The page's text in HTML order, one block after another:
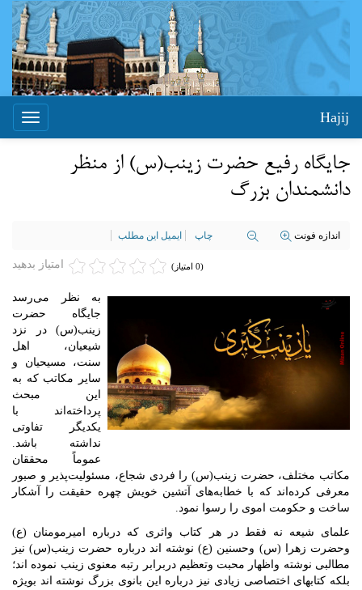
Toggle
Hajij
جایگاه رفیع حضرت زینب(س) از منظر
دانشمندان بزرگ
اندازه فونت چاپ ایمیل این مطلب
امتیاز بدهید (0 امتیاز)
به نظر می‌رسد
جایگاه حضرت
زینب(س) در نزد
شیعیان، اهل
سنت، مسیحیان و
سایر مکاتب که به
این مبحث
پرداخته‌اند با
یکدیگر تفاوتی
نداشته باشد.
عموماً محققان
مکاتب مختلف، حضرت زینب(س) را فردی شجاع، مسئولیت‌پذیر و صبور
معرفی کرده‌اند که با خطابه‌های آتشین خویش چهره حقیقت را آشکار
ساخت و حکومت اموی را رسوا نمود.
علمای شیعه نه فقط در هر کتاب واثری که درباره امیرمومنان (ع)
وحضرت زهرا (س) وحسنین (ع) نوشته اند درباره حضرت زینب(س) نیز
مطالبی نوشته واظهار محبت وتعظیم دربرابر رتبه معنوی زینب نموده اند؛
بلکه کتابهای اختصاصی زیادی نیز درباره این بانوی بزرگ نوشته اند بویژه